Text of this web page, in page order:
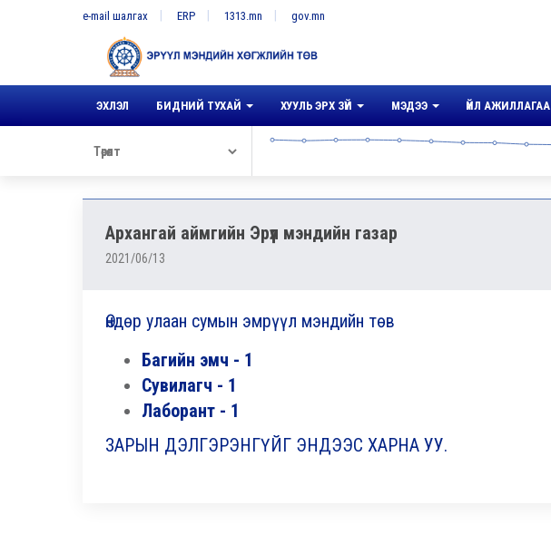
e-mail шалгах ERP 1313.mn gov.mn
ЭХЛЭЛ БИДНИЙ ТУХАЙ ХУУЛЬ ЭРХ ЗҮЙ МЭДЭЭ ҮЙЛ АЖИЛЛАГАА
Архангай аймгийн Эрүүл мэндийн газар
2021/06/13
Өндөр улаан сумын эмрүүл мэндийн төв
Багийн эмч - 1
Сувилагч - 1
Лаборант - 1
ЗАРЫН ДЭЛГЭРЭНГҮЙГ ЭНДЭЭС ХАРНА УУ.